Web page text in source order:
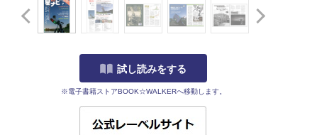
試し読みをする
※電子書籍ストアBOOK☆WALKERへ移動します。